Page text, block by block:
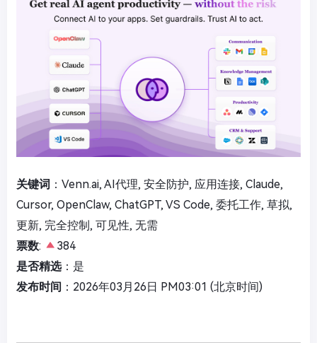
关键词 ：Venn.ai, AI代理, 安全防护, 应用连接, Claude,
Cursor, OpenClaw, ChatGPT, VS Code, 委托工作, 草拟,
更新, 完全控制, 可见性, 无需
票数:
384
是否精选：是
发布时间 ：2026年03月26日 PM03:01 (北京时间)